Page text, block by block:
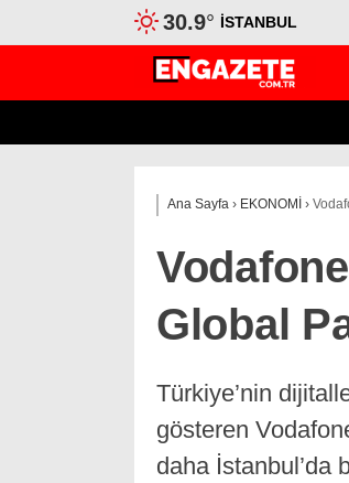
30.9° İSTANBUL
Ana Sayfa › EKONOMİ ›
Global
Türkiye’nin
gösteren
daha İstanbul’da